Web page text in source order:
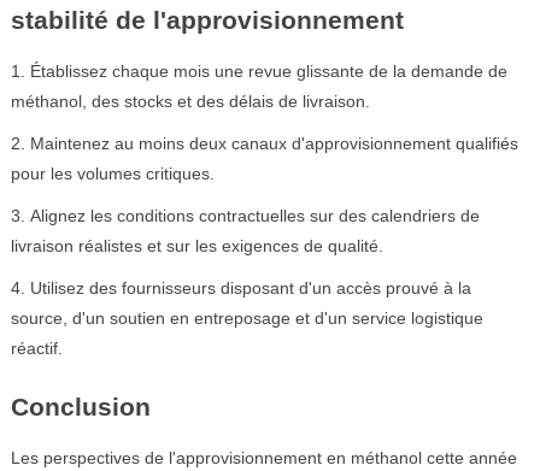
stabilité de l'approvisionnement
Établissez chaque mois une revue glissante de la demande de
méthanol, des stocks et des délais de livraison.
Maintenez au moins deux canaux d'approvisionnement qualifiés
pour les volumes critiques.
Alignez les conditions contractuelles sur des calendriers de
livraison réalistes et sur les exigences de qualité.
Utilisez des fournisseurs disposant d'un accès prouvé à la
source, d'un soutien en entreposage et d'un service logistique
réactif.
Conclusion
Les perspectives de l'approvisionnement en méthanol cette année